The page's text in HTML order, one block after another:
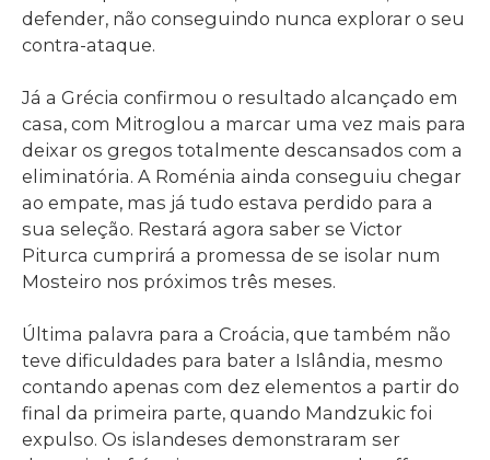
defender, não conseguindo nunca explorar o seu
contra-ataque.
Já a Grécia confirmou o resultado alcançado em
casa, com Mitroglou a marcar uma vez mais para
deixar os gregos totalmente descansados com a
eliminatória. A Roménia ainda conseguiu chegar
ao empate, mas já tudo estava perdido para a
sua seleção. Restará agora saber se Victor
Piturca cumprirá a promessa de se isolar num
Mosteiro nos próximos três meses.
Última palavra para a Croácia, que também não
teve dificuldades para bater a Islândia, mesmo
contando apenas com dez elementos a partir do
final da primeira parte, quando Mandzukic foi
expulso. Os islandeses demonstraram ser